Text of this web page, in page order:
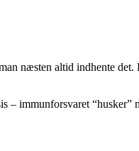
næsten altid indhente
– immunforsvaret “husker”